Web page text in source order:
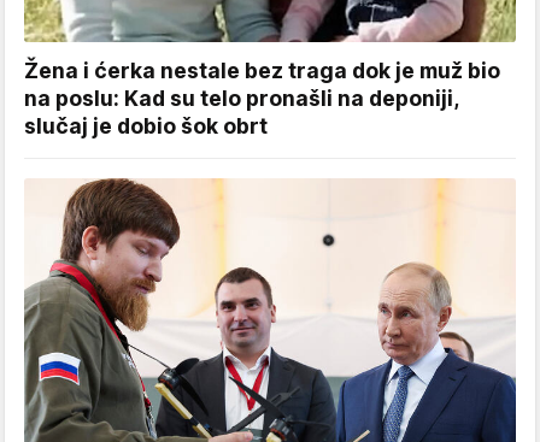
Žena i ćerka nestale bez traga dok je muž bio
na poslu: Kad su telo pronašli na deponiji,
slučaj je dobio šok obrt